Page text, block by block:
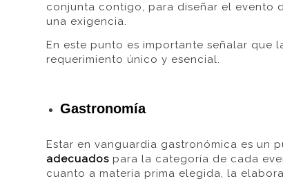
conjunta contigo, para diseñar el evento
una exigencia.
En este punto es importante señalar que
requerimiento único y esencial.
Gastronomía
Estar en vanguardia gastronómica es un
adecuados para la categoría de cada
cuanto a materia prima elegida, la